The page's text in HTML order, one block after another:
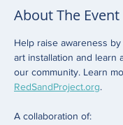
About The Event
Help raise awareness
art installation and learn
our community. Learn
RedSandProject.org.
A collaboration of: